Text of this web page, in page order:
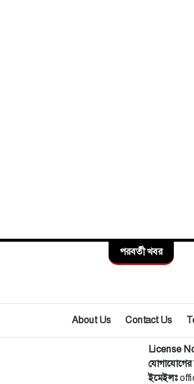
পরবর্তী খবর
About Us Contact Us
License
যোগাযোগের
ইমেইলঃ